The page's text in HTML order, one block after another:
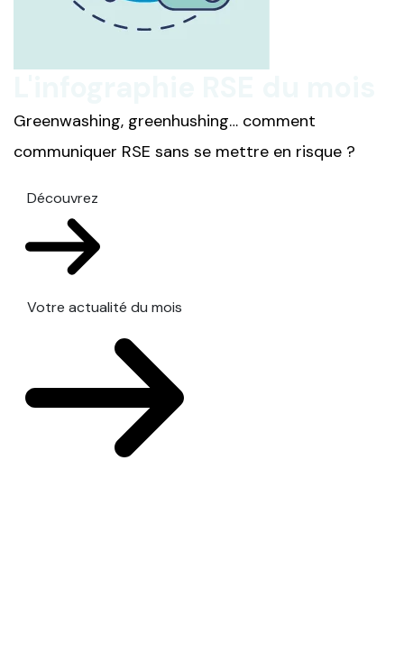
Greenwashing, greenhushing… comment
communiquer RSE sans se mettre en risque ?
Découvrez
Votre actualité du mois